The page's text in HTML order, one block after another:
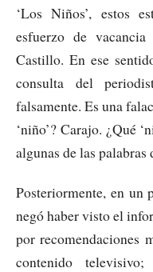
‘Los Niños’, estos
esfuerzo de
Castillo. En ese
consulta del
falsamente. Es una
‘niño’? Carajo. ¿Qué
algunas de las
Posteriormente, en un
negó haber visto el
por recomendaciones
contenido